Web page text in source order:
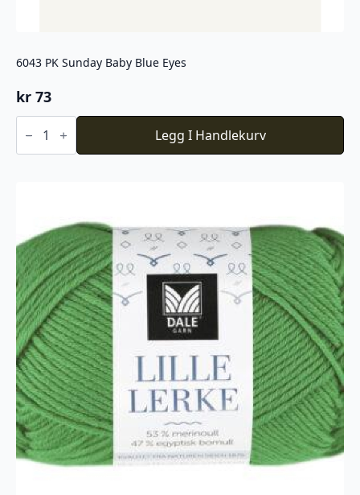
6043 PK Sunday Baby Blue Eyes
kr 73
6043
PK
Baby
Legg I Handlekurv